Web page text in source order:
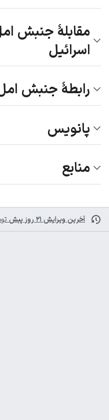
مقابلهٔ جنبش
اسرائیل
رابطهٔ جنبش
پانویس
منابع
آخرین ویرایش ۲۱ روز پیش